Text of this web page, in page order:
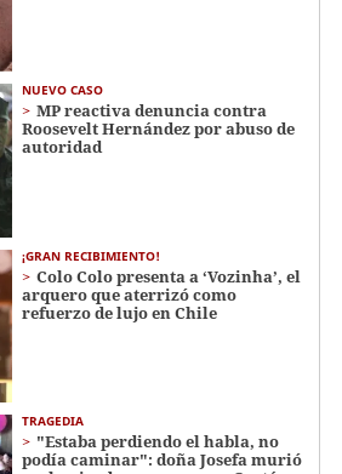
NUEVO CASO
MP reactiva denuncia contra
Roosevelt Hernández por abuso de
autoridad
¡GRAN RECIBIMIENTO!
Colo Colo presenta a ‘Vozinha’, el
arquero que aterrizó como
refuerzo de lujo en Chile
TRAGEDIA
"Estaba perdiendo el habla, no
podía caminar": doña Josefa murió